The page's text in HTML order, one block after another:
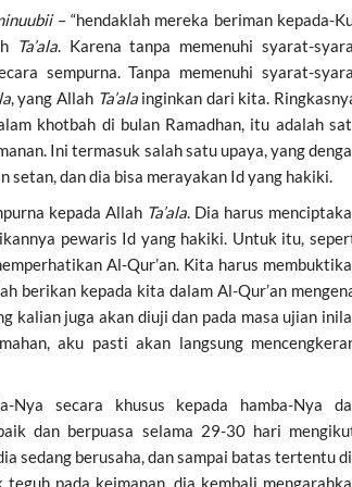
– “hendaklah mereka beriman kepada-
Ta’ala. Karena tanpa memenuhi syarat-
sempurna. Tanpa memenuhi syarat-
, yang Allah Ta’alainginkan dari kita.
khotbah di bulan Ramadhan, itu adalah
Ini termasuk salah satu upaya, yang
setan, dan dia bisa merayakan Id yang hakiki.
kepada Allah Ta’ala. Dia harus
pewaris Id yang hakiki. Untuk itu,
Al-Qur’an. Kita harus
berikan kepada kita dalam Al-Qur’an
kalian juga akan diuji dan pada masa ujian
aku pasti akan langsung
Nya secara khusus kepada hamba-Nya
dan berpuasa selama 29-30 hari
sedang berusaha, dan sampai batas tertentu
pada keimanan, dia kembali